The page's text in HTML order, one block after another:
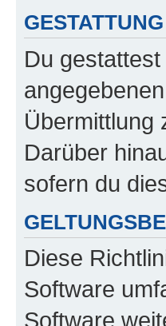
Du
Übermittlung
Darüber
sofern du
Diese
Software
Software